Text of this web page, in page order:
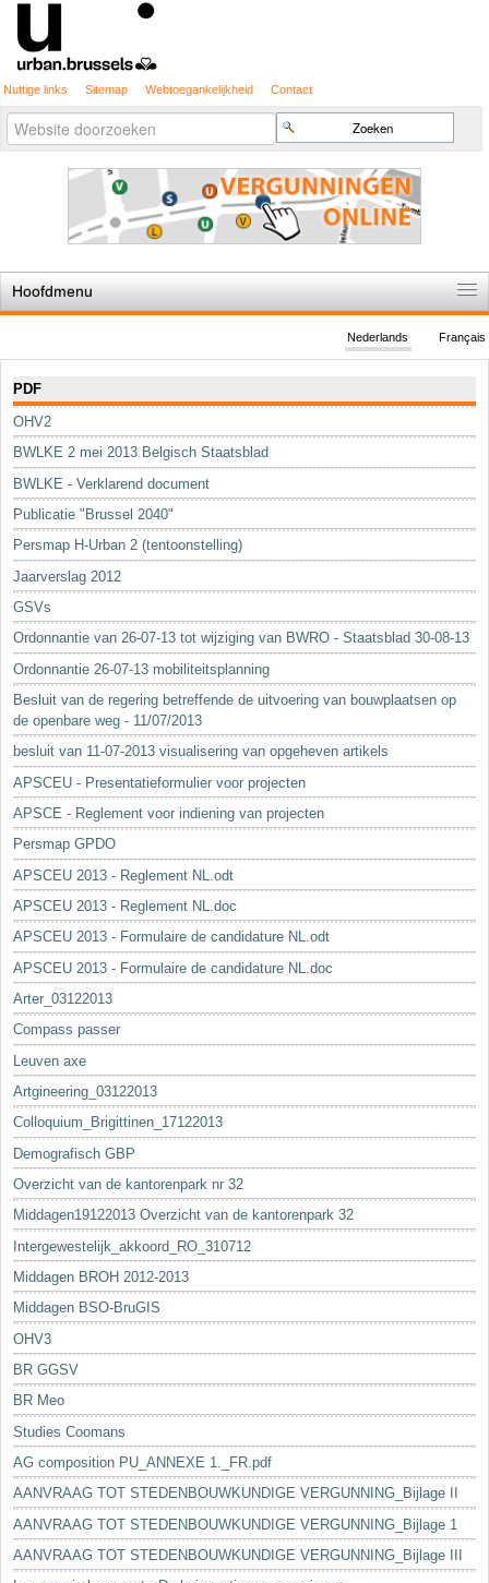
Nuttige links Sitemap Webtoegankelijkheid Contact
Zoek
Geavanceerd
zoeken...
Hoofdmenu
De spelregels
Stedenbouwkundige vergunning
Cartografie
Studies en publicaties
Sleutelwoorden
Stedenbouwkundige inlichtingen
Français
Nederlands
PDF
OHV2
BWLKE 2 mei 2013 Belgisch Staatsblad
BWLKE - Verklarend document
Publicatie "Brussel 2040"
Persmap H-Urban 2 (tentoonstelling)
Jaarverslag 2012
GSVs
Ordonnantie van 26-07-13 tot wijziging van BWRO - Staatsblad 30-08-13
Ordonnantie 26-07-13 mobiliteitsplanning
Besluit van de regering betreffende de uitvoering van bouwplaatsen op
de openbare weg - 11/07/2013
besluit van 11-07-2013 visualisering van opgeheven artikels
APSCEU - Presentatieformulier voor projecten
APSCE - Reglement voor indiening van projecten
Persmap GPDO
APSCEU 2013 - Reglement NL.odt
APSCEU 2013 - Reglement NL.doc
APSCEU 2013 - Formulaire de candidature NL.odt
APSCEU 2013 - Formulaire de candidature NL.doc
Arter_03122013
Compass passer
Leuven axe
Artgineering_03122013
Colloquium_Brigittinen_17122013
Demografisch GBP
Overzicht van de kantorenpark nr 32
Middagen19122013 Overzicht van de kantorenpark 32
Intergewestelijk_akkoord_RO_310712
Middagen BROH 2012-2013
Middagen BSO-BruGIS
OHV3
BR GGSV
BR Meo
Studies Coomans
AG composition PU_ANNEXE 1._FR.pdf
AANVRAAG TOT STEDENBOUWKUNDIGE VERGUNNING_Bijlage II
AANVRAAG TOT STEDENBOUWKUNDIGE VERGUNNING_Bijlage 1
AANVRAAG TOT STEDENBOUWKUNDIGE VERGUNNING_Bijlage III